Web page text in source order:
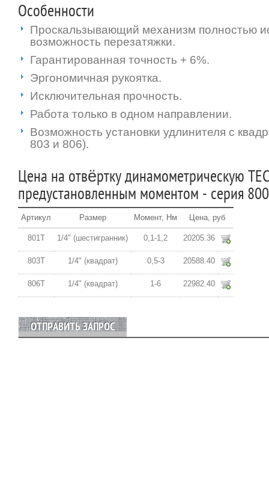
Особенности
Проскальзывающий механизм полностью
возможность перезатяжки.
Гарантированная точность + 6%.
Эргономичная рукоятка.
Исключительная прочность.
Работа только в одном направлении.
Возможность установки удлинителя с
803 и 806).
Цена на отвёртку динамометрическую
предустановленным моментом - серия
Артикул Размер Момент, Нм Цена, руб
801T 1/4" (шестигранник) 0,1-1,2 20205.36
803T 1/4" (квадрат) 0,5-3 20588.40
806T 1/4" (квадрат) 1-6 22982.40
ОТПРАВИТЬ ЗАПРОС